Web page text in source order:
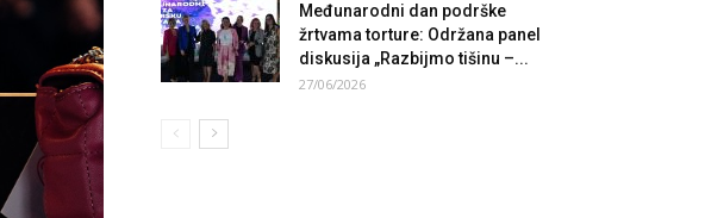
Međunarodni dan podrške
žrtvama torture: Održana panel
diskusija „Razbijmo tišinu –...
27/06/2026